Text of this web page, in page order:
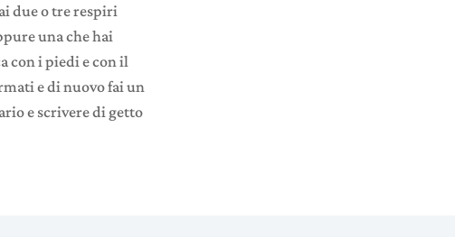
due o tre respiri
una che hai
con i piedi e con il
e di nuovo fai un
e scrivere di getto